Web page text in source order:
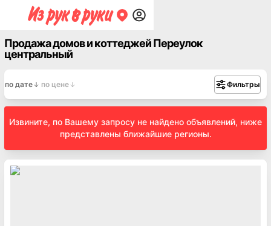
Продажа домов и коттеджей Переулок
центральный
по дате по цене Фильтры
Извините, по Вашему запросу не найдено объявлений, ниже
представлены ближайшие регионы.